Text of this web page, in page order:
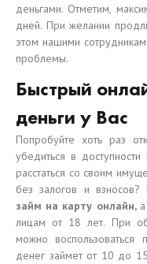
деньгами. Отметим,
дней. При желании
этом нашими
проблемы.
Быстрый
деньги у Вас
Попробуйте хоть раз
убедиться в
расстаться со своим
без залогов и
займ на карту онлайн,
лицам от 18 лет. При
можно воспользоваться
денег займет от 10 до